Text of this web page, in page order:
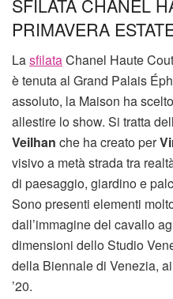
SFILATA CHANEL
PRIMAVERA
LasfilataChanel Haute
è tenuta al Grand Palais
assoluto, la Maison ha
allestire lo show. Si tratta
Veilhan che ha creato per
visivo a metà strada tra
di paesaggio, giardino e
Sono presenti elementi
dall’immagine del cavallo
dimensioni dello Studio
della Biennale di Venezia,
’20.